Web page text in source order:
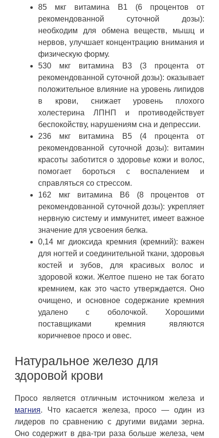
85 мкг витамина B1 (6 процентов от
рекомендованной суточной дозы):
необходим для обмена веществ, мышц и
нервов, улучшает концентрацию внимания и
физическую форму.
530 мкг витамина B3 (3 процента от
рекомендованной суточной дозы): оказывает
положительное влияние на уровень липидов
в крови, снижает уровень плохого
холестерина ЛПНП и противодействует
беспокойству, нарушениям сна и депрессии.
236 мкг витамина B5 (4 процента от
рекомендованной суточной дозы): витамин
красоты заботится о здоровье кожи и волос,
помогает бороться с воспалением и
справляться со стрессом.
162 мкг витамина B6 (8 процентов от
рекомендованной суточной дозы): укрепляет
нервную систему и иммунитет, имеет важное
значение для усвоения белка.
0,14 мг диоксида кремния (кремний): важен
для ногтей и соединительной ткани, здоровья
костей и зубов, для красивых волос и
здоровой кожи. Желтое пшено не так богато
кремнием, как это часто утверждается. Оно
очищено, и основное содержание кремния
удалено с оболочкой. Хорошими
поставщиками кремния являются
коричневое просо и овес.
Натуральное железо для
здоровой крови
Просо является отличным источником железа и
магния. Что касается железа, просо — один из
лидеров по сравнению с другими видами зерна.
Оно содержит в два-три раза больше железа, чем